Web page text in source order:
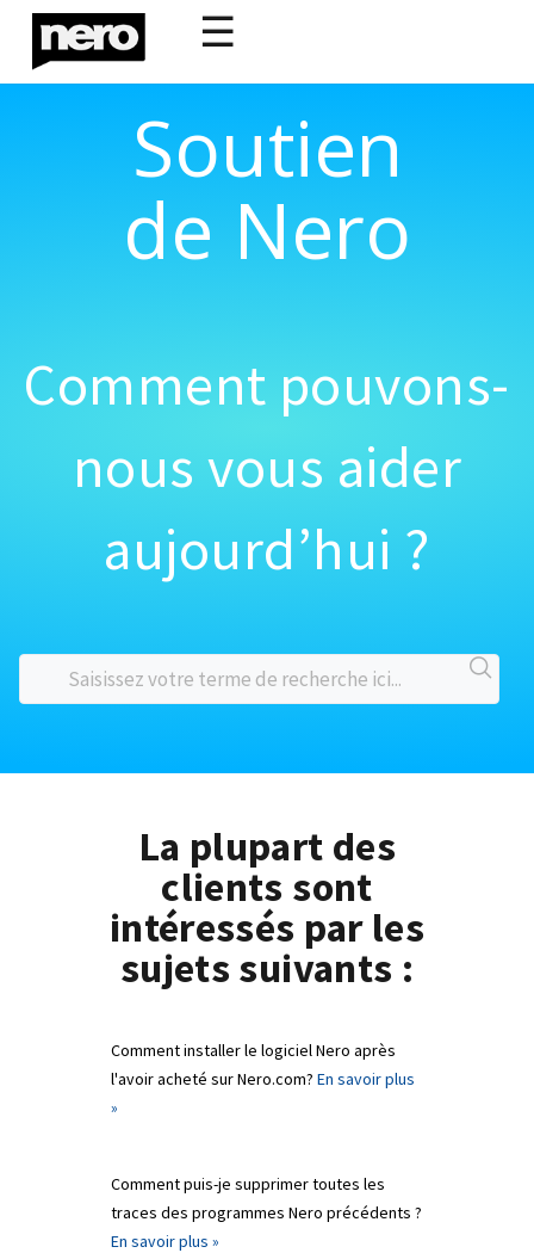
☰
Soutien
de Nero
Comment pouvons-
nous vous aider
aujourd’hui ?
La plupart des
clients sont
intéressés par les
sujets suivants :
Comment installer le logiciel Nero après
l'avoir acheté sur Nero.com? En savoir plus
»
Comment puis-je supprimer toutes les
traces des programmes Nero précédents ?
En savoir plus »